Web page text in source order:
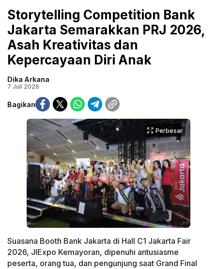
Storytelling Competition Bank
Jakarta Semarakkan PRJ 2026,
Asah Kreativitas dan
Kepercayaan Diri Anak
Dika Arkana
7 Juli 2026
Bagikan
Perbesar
Suasana Booth Bank Jakarta di Hall C1 Jakarta Fair
2026, JIExpo Kemayoran, dipenuhi antusiasme
peserta, orang tua, dan pengunjung saat Grand Final